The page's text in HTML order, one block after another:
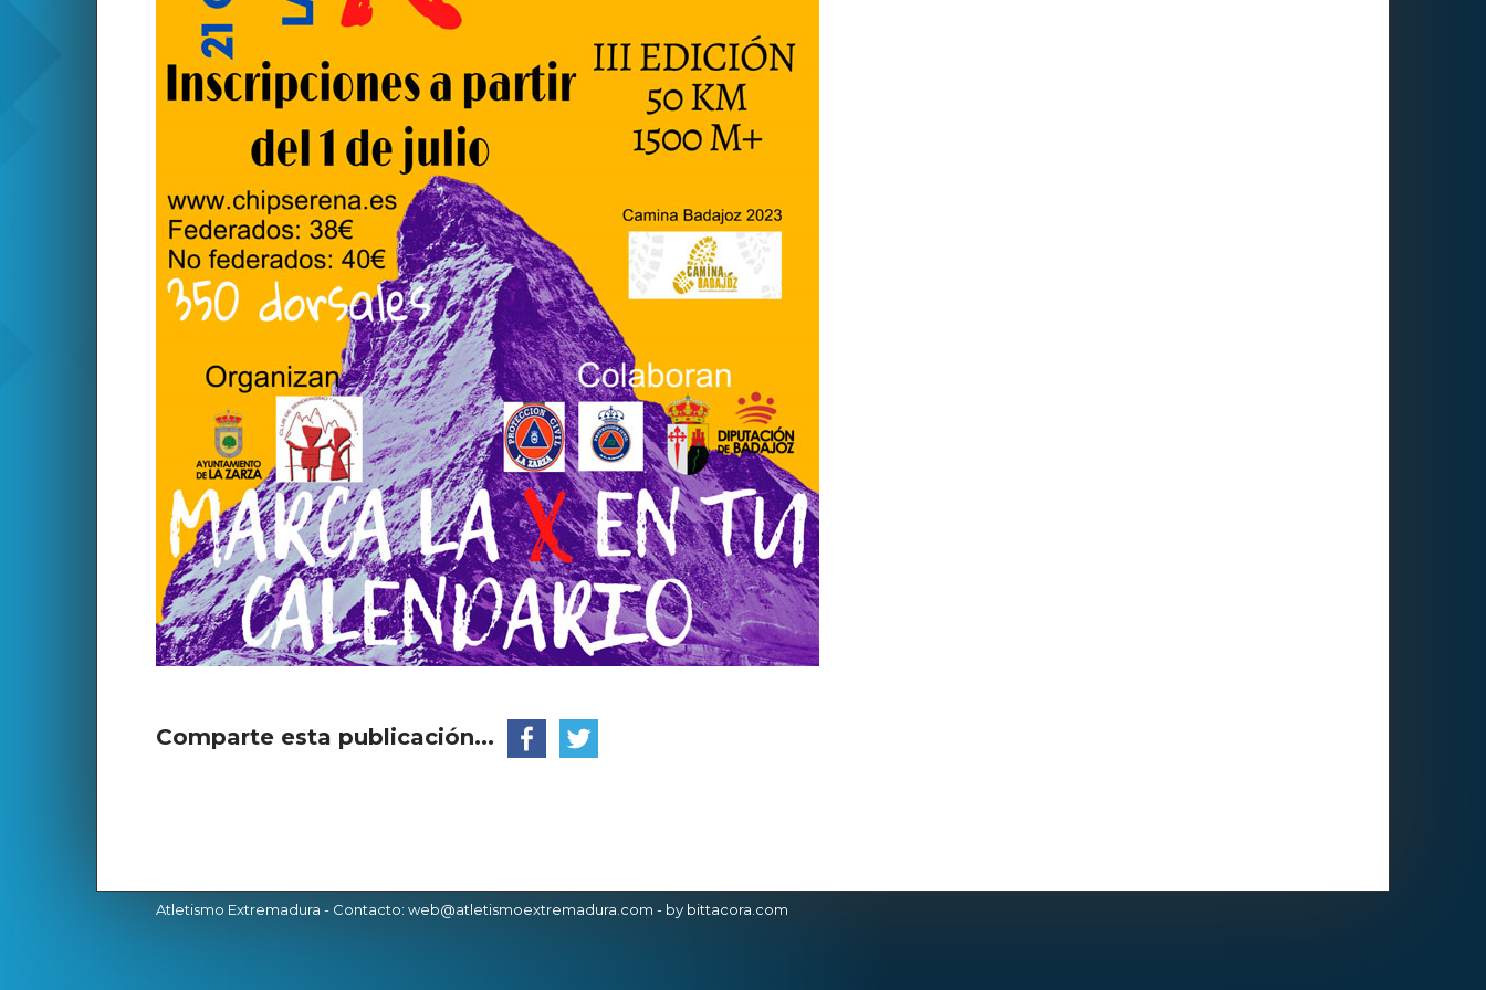
Comparte esta publicación...
Atletismo Extremadura - Contacto: web@atletismoextremadura.com - by bittacora.com